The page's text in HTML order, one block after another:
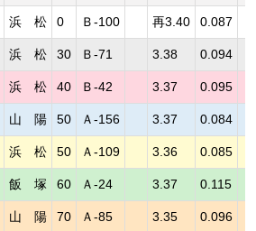
浜 松 0 Ｂ-100 再3.40 0.087
浜 松 30 Ｂ-71 3.38 0.094
浜 松 40 Ｂ-42 3.37 0.095
山 陽 50 Ａ-156 3.37 0.084
浜 松 50 Ａ-109 3.36 0.085
飯 塚 60 Ａ-24 3.37 0.115
山 陽 70 Ａ-85 3.35 0.096